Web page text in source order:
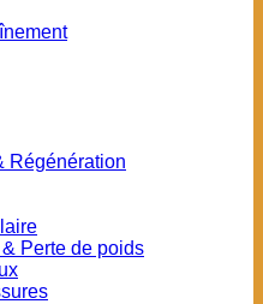
Régénération
Perte de poids